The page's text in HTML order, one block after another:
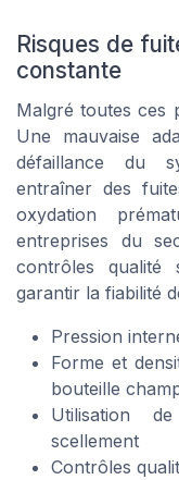
Risques de
constante
Malgré toutes ces
Une mauvaise
défaillance du
entraîner des
oxydation
entreprises du
contrôles qualité
garantir la fiabilité
Pression
Forme et
bouteille
Utilisation
scellement
Contrôles